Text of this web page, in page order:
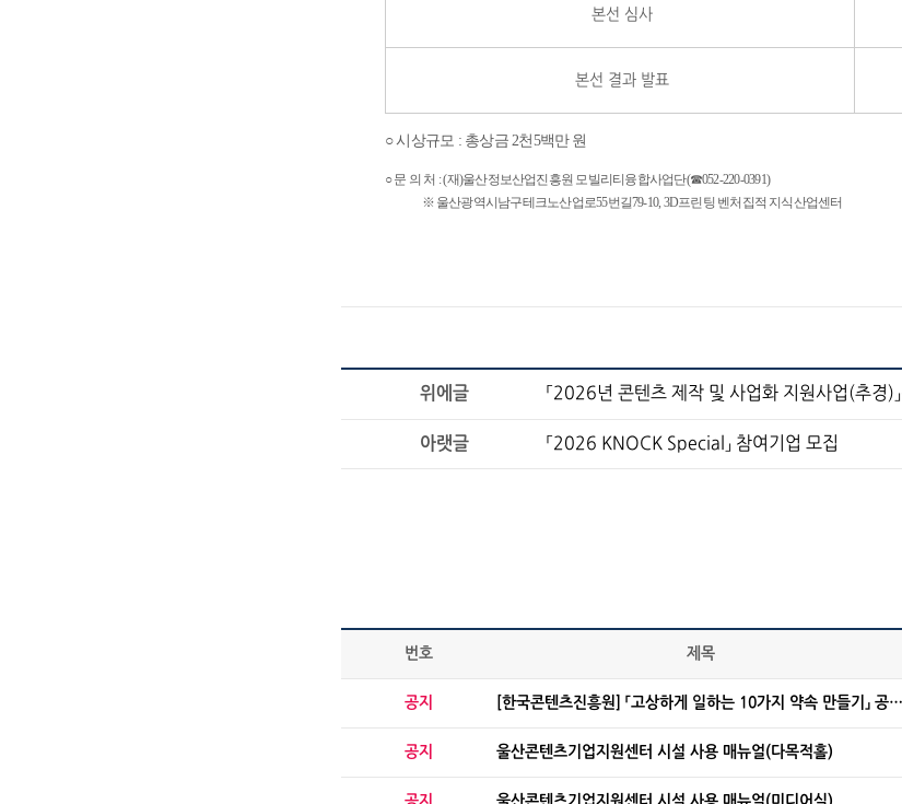
본선 심사
본선 결과 발표
○ 시상규모 : 총상금 2천5백만 원
○ 문 의 처 :(재)울산정보산업진흥원 모빌리티융합사업단(☎052-220-0391)
※ 울산광역시남구테크노산업로55번길79-10, 3D프린팅 벤처집적 지식산업센터
위에글 「2026년 콘텐츠 제작 및 사업화 지원사업(추경)
아랫글 「2026 KNOCK Special」 참여기업 모집
번호 제목
공지
[한국콘텐츠진흥원] 「고상하게 일하는 10가지 약속 만들기」 공모
전
공지 울산콘텐츠기업지원센터 시설 사용 매뉴얼(다목적홀)